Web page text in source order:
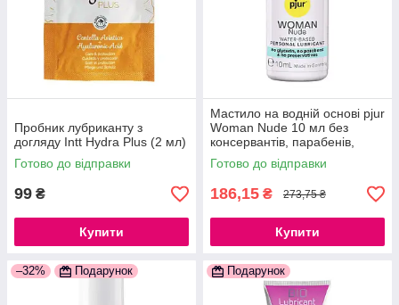
Пробник лубриканту з
догляду Intt Hydra Plus (2 мл)
Готово до відправки
99 ₴
Купити
Мастило на водній основі pjur
Woman Nude 10 мл без
консервантів, парабенів,
гліцерину
Готово до відправки
186,15 ₴ 273,75 ₴
Купити
–32% Подарунок Подарунок